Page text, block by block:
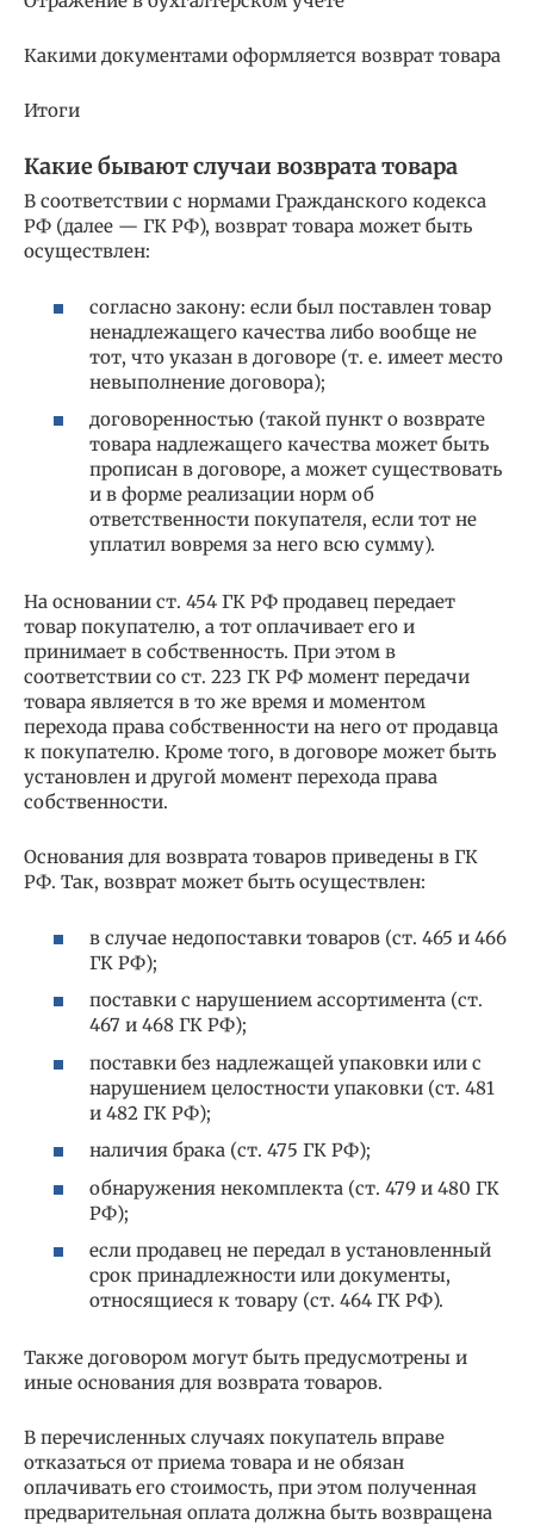
Какими документами оформляется возврат товара
Итоги
Какие бывают случаи возврата товара
В соответствии с нормами Гражданского кодекса
РФ (далее — ГК РФ), возврат товара может быть
осуществлен:
согласно закону: если был поставлен товар
ненадлежащего качества либо вообще не
тот, что указан в договоре (т. е. имеет место
невыполнение договора);
договоренностью (такой пункт о возврате
товара надлежащего качества может быть
прописан в договоре, а может существовать
и в форме реализации норм об
ответственности покупателя, если тот не
уплатил вовремя за него всю сумму).
На основании ст. 454 ГК РФ продавец передает
товар покупателю, а тот оплачивает его и
принимает в собственность. При этом в
соответствии со ст. 223 ГК РФ момент передачи
товара является в то же время и моментом
перехода права собственности на него от продавца
к покупателю. Кроме того, в договоре может быть
установлен и другой момент перехода права
собственности.
Основания для возврата товаров приведены в ГК
РФ. Так, возврат может быть осуществлен:
в случае недопоставки товаров (ст. 465 и 466
ГК РФ);
поставки с нарушением ассортимента (ст.
467 и 468 ГК РФ);
поставки без надлежащей упаковки или с
нарушением целостности упаковки (ст. 481
и 482 ГК РФ);
наличия брака (ст. 475 ГК РФ);
обнаружения некомплекта (ст. 479 и 480 ГК
РФ);
если продавец не передал в установленный
срок принадлежности или документы,
относящиеся к товару (ст. 464 ГК РФ).
Также договором могут быть предусмотрены и
иные основания для возврата товаров.
В перечисленных случаях покупатель вправе
отказаться от приема товара и не обязан
оплачивать его стоимость, при этом полученная
предварительная оплата должна быть возвращена